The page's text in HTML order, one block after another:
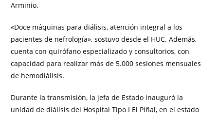
Arminio.
«Doce máquinas para diálisis, atención integral a los
pacientes de nefrología», sostuvo desde el HUC. Además,
cuenta con quirófano especializado y consultorios, con
capacidad para realizar más de 5.000 sesiones mensuales
de hemodiálisis.
Durante la transmisión, la jefa de Estado inauguró la
unidad de diálisis del Hospital Tipo I El Piñal, en el estado